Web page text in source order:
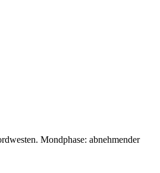
Mondphase: abnehmender